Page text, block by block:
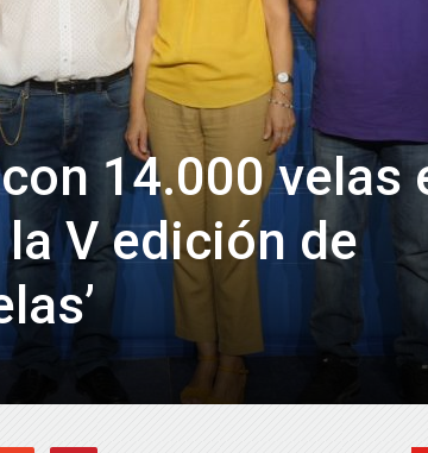
Almería
14.000 velas
V edición de